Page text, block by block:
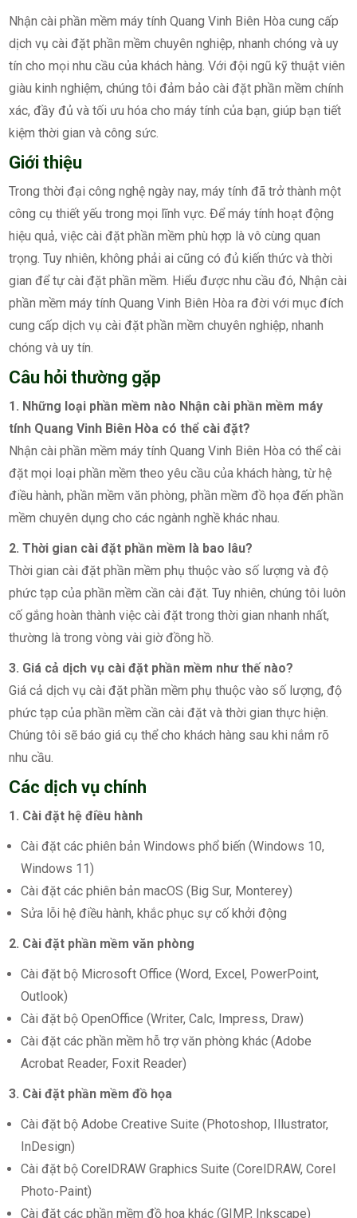
Nhận cài phần mềm máy tính Quang Vinh Biên Hòa cung cấp
dịch vụ cài đặt phần mềm chuyên nghiệp, nhanh chóng và uy
tín cho mọi nhu cầu của khách hàng. Với đội ngũ kỹ thuật viên
giàu kinh nghiệm, chúng tôi đảm bảo cài đặt phần mềm chính
xác, đầy đủ và tối ưu hóa cho máy tính của bạn, giúp bạn tiết
kiệm thời gian và công sức.
Giới thiệu
Trong thời đại công nghệ ngày nay, máy tính đã trở thành một
công cụ thiết yếu trong mọi lĩnh vực. Để máy tính hoạt động
hiệu quả, việc cài đặt phần mềm phù hợp là vô cùng quan
trọng. Tuy nhiên, không phải ai cũng có đủ kiến thức và thời
gian để tự cài đặt phần mềm. Hiểu được nhu cầu đó, Nhận cài
phần mềm máy tính Quang Vinh Biên Hòa ra đời với mục đích
cung cấp dịch vụ cài đặt phần mềm chuyên nghiệp, nhanh
chóng và uy tín.
Câu hỏi thường gặp
1. Những loại phần mềm nào Nhận cài phần mềm máy
tính Quang Vinh Biên Hòa có thể cài đặt?
Nhận cài phần mềm máy tính Quang Vinh Biên Hòa có thể cài
đặt mọi loại phần mềm theo yêu cầu của khách hàng, từ hệ
điều hành, phần mềm văn phòng, phần mềm đồ họa đến phần
mềm chuyên dụng cho các ngành nghề khác nhau.
2. Thời gian cài đặt phần mềm là bao lâu?
Thời gian cài đặt phần mềm phụ thuộc vào số lượng và độ
phức tạp của phần mềm cần cài đặt. Tuy nhiên, chúng tôi luôn
cố gắng hoàn thành việc cài đặt trong thời gian nhanh nhất,
thường là trong vòng vài giờ đồng hồ.
3. Giá cả dịch vụ cài đặt phần mềm như thế nào?
Giá cả dịch vụ cài đặt phần mềm phụ thuộc vào số lượng, độ
phức tạp của phần mềm cần cài đặt và thời gian thực hiện.
Chúng tôi sẽ báo giá cụ thể cho khách hàng sau khi nắm rõ
nhu cầu.
Các dịch vụ chính
1. Cài đặt hệ điều hành
Cài đặt các phiên bản Windows phổ biến (Windows 10,
Windows 11)
Cài đặt các phiên bản macOS (Big Sur, Monterey)
Sửa lỗi hệ điều hành, khắc phục sự cố khởi động
2. Cài đặt phần mềm văn phòng
Cài đặt bộ Microsoft Office (Word, Excel, PowerPoint,
Outlook)
Cài đặt bộ OpenOffice (Writer, Calc, Impress, Draw)
Cài đặt các phần mềm hỗ trợ văn phòng khác (Adobe
Acrobat Reader, Foxit Reader)
3. Cài đặt phần mềm đồ họa
Cài đặt bộ Adobe Creative Suite (Photoshop, Illustrator,
InDesign)
Cài đặt bộ CorelDRAW Graphics Suite (CorelDRAW, Corel
Photo-Paint)
Cài đặt các phần mềm đồ họa khác (GIMP, Inkscape)